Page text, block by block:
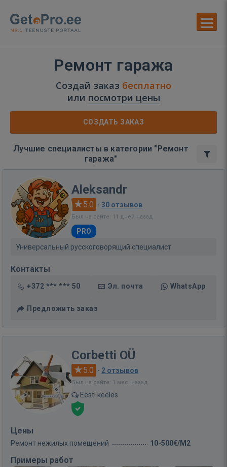
Ремонт гаража
Создай заказ бесплатно
или посмотри цены
СОЗДАТЬ ЗАКАЗ
Лучшие специалисты в категории "Ремонт
гаража"
Aleksandr
5.0 · 30 отзывов
Был на сайте: 11 дней назад
PRO
Универсальный русскоговорящий специалист
Контакты
+372 *** *** 50 Эл. почта WhatsApp
Предложить заказ
Corbetti OÜ
5.0 · 2 отзывов
Был на сайте: 1 мес. назад
Eesti keeles
Цены
Ремонт нежилых помещений 10-500€/M2
Примеры работ